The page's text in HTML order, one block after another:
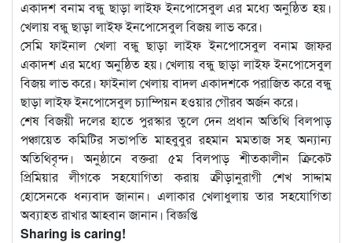
একাদশ বনাম বন্ধু ছাড়া লাইফ ইনপোসেবুল এর মধ্যে অনুষ্ঠিত হয়।
খেলায় বন্ধু ছাড়া লাইফ ইনপোসেবুল বিজয় লাভ করে।
সেমি ফাইনাল খেলা বন্ধু ছাড়া লাইফ ইনপোসেবুল বনাম জাফর
একাদশ এর মধ্যে অনুষ্ঠিত হয়। খেলায় বন্ধু ছাড়া লাইফ ইনপোসেবুল
বিজয় লাভ করে। ফাইনাল খেলায় বাদল একাদশকে পরাজিত করে বন্ধু
ছাড়া লাইফ ইনপোসেবুল চ্যাম্পিয়ন হওয়ার গৌরব অর্জন করে।
শেষ বিজয়ী দলের হাতে পুরস্কার তুলে দেন প্রধান অতিথি বিলপাড়
পঞ্চায়েত কমিটির সভাপতি মাহবুবুর রহমান মমতাজ সহ অন্যান্য
অতিথিবৃন্দ। অনুষ্ঠানে বক্তরা ৫ম বিলপাড় শীতকালীন ক্রিকেট
প্রিমিয়ার লীগকে সহযোগিতা করায় ক্রীড়ানুরাগী শেখ সাদ্দাম
হোসেনকে ধন্যবাদ জানান। এলাকার খেলাধুলায় তার সহযোগিতা
অব্যাহত রাখার আহবান জানান। বিজ্ঞপ্তি
Sharing is caring!